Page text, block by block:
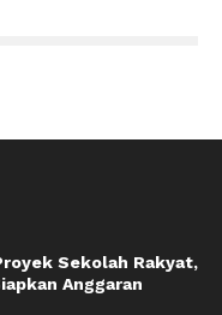
Sekolah Rakyat,
Anggaran